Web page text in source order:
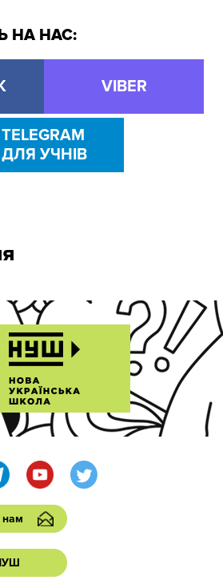
НА НАС:
VIBER
TELEGRAM
ДЛЯ УЧНІВ
нам